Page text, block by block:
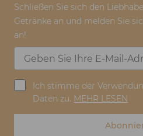
Schließen Sie sich den
Getränke an und melden Sie
an!
Ich stimme der
Daten zu. MEHR LESEN